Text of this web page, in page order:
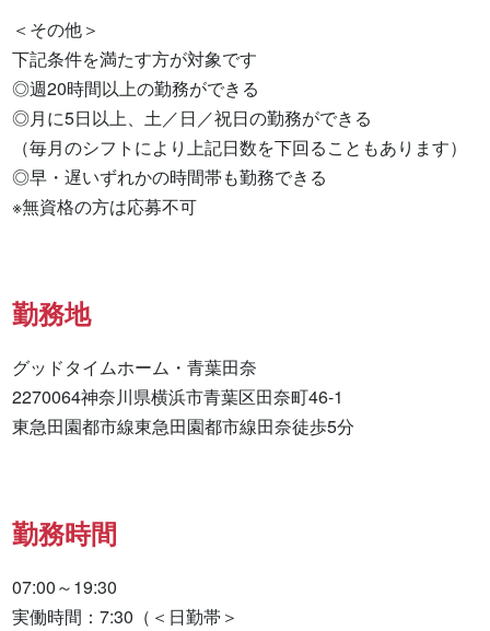
＜その他＞
下記条件を満たす方が対象です
◎週20時間以上の勤務ができる
◎月に5日以上、土／日／祝日の勤務ができる
（毎月のシフトにより上記日数を下回ることもあります）
◎早・遅いずれかの時間帯も勤務できる
※無資格の方は応募不可
勤務地
グッドタイムホーム・青葉田奈
2270064神奈川県横浜市青葉区田奈町46-1
東急田園都市線東急田園都市線田奈徒歩5分
勤務時間
07:00～19:30
実働時間：7:30（＜日勤帯＞